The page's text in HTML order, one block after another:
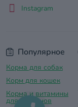
Популярное
Корма для собак
Корм для кошек
Корма и витамины
для грызунов
Instagram